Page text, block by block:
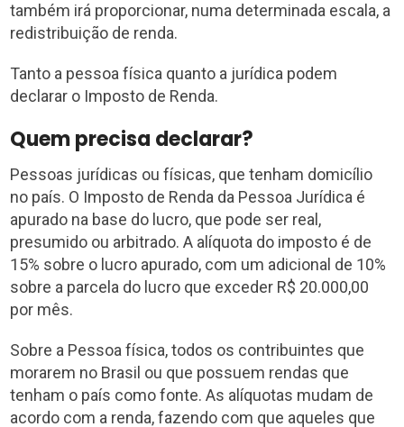
também irá proporcionar, numa determinada escala, a
redistribuição de renda.
Tanto a pessoa física quanto a jurídica podem
declarar o Imposto de Renda.
Quem precisa declarar?
Pessoas jurídicas ou físicas, que tenham domicílio
no país. O Imposto de Renda da Pessoa Jurídica é
apurado na base do lucro, que pode ser real,
presumido ou arbitrado. A alíquota do imposto é de
15% sobre o lucro apurado, com um adicional de 10%
sobre a parcela do lucro que exceder R$ 20.000,00
por mês.
Sobre a Pessoa física, todos os contribuintes que
morarem no Brasil ou que possuem rendas que
tenham o país como fonte. As alíquotas mudam de
acordo com a renda, fazendo com que aqueles que